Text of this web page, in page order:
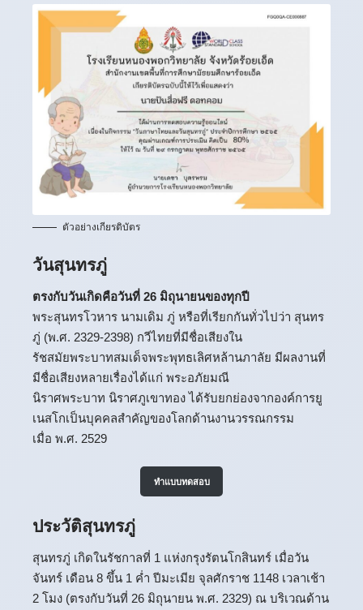
ตัวอย่างเกียรติบัตร
วันสุนทรภู่
ตรงกับวันเกิดคือวันที่ 26 มิถุนายนของทุกปี
พระสุนทรโวหาร นามเดิม ภู่ หรือที่เรียกกันทั่วไปว่า สุนทร
ภู่ (พ.ศ. 2329-2398) กวีไทยที่มีชื่อเสียงใน
รัชสมัยพระบาทสมเด็จพระพุทธเลิศหล้านภาลัย มีผลงานที่
มีชื่อเสียงหลายเรื่องได้แก่ พระอภัยมณี
นิราศพระบาท นิราศภูเขาทอง ได้รับยกย่องจากองค์การยู
เนสโกเป็นบุคคลสำคัญของโลกด้านงานวรรณกรรม
เมื่อ พ.ศ. 2529
ทำแบบทดสอบ
ประวัติสุนทรภู่
สุนทรภู่ เกิดในรัชกาลที่ 1 แห่งกรุงรัตนโกสินทร์ เมื่อวัน
จันทร์ เดือน 8 ขึ้น 1 ค่ำ ปีมะเมีย จุลศักราช 1148 เวลาเช้า
2 โมง (ตรงกับวันที่ 26 มิถุนายน พ.ศ. 2329) ณ บริเวณด้าน